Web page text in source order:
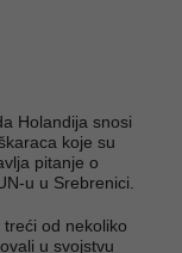
Holandija snosi
koje su
pitanje o
u u Srebrenici.
od nekoliko
u svojstvu